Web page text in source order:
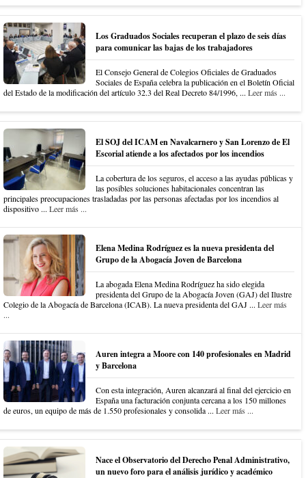
Los Graduados Sociales recuperan el plazo de seis días
para comunicar las bajas de los trabajadores
El Consejo General de Colegios Oficiales de Graduados
Sociales de España celebra la publicación en el Boletín Oficial
del Estado de la modificación del artículo 32.3 del Real Decreto 84/1996, ... Leer más ...
El SOJ del ICAM en Navalcarnero y San Lorenzo de El
Escorial atiende a los afectados por los incendios
La cobertura de los seguros, el acceso a las ayudas públicas y
las posibles soluciones habitacionales concentran las
principales preocupaciones trasladadas por las personas afectadas por los incendios al
dispositivo ... Leer más ...
Elena Medina Rodríguez es la nueva presidenta del
Grupo de la Abogacía Joven de Barcelona
La abogada Elena Medina Rodríguez ha sido elegida
presidenta del Grupo de la Abogacía Joven (GAJ) del Ilustre
Colegio de la Abogacía de Barcelona (ICAB). La nueva presidenta del GAJ ... Leer más
...
Auren integra a Moore con 140 profesionales en Madrid
y Barcelona
Con esta integración, Auren alcanzará al final del ejercicio en
España una facturación conjunta cercana a los 150 millones
de euros, un equipo de más de 1.550 profesionales y consolida ... Leer más ...
Nace el Observatorio del Derecho Penal Administrativo,
un nuevo foro para el análisis jurídico y académico